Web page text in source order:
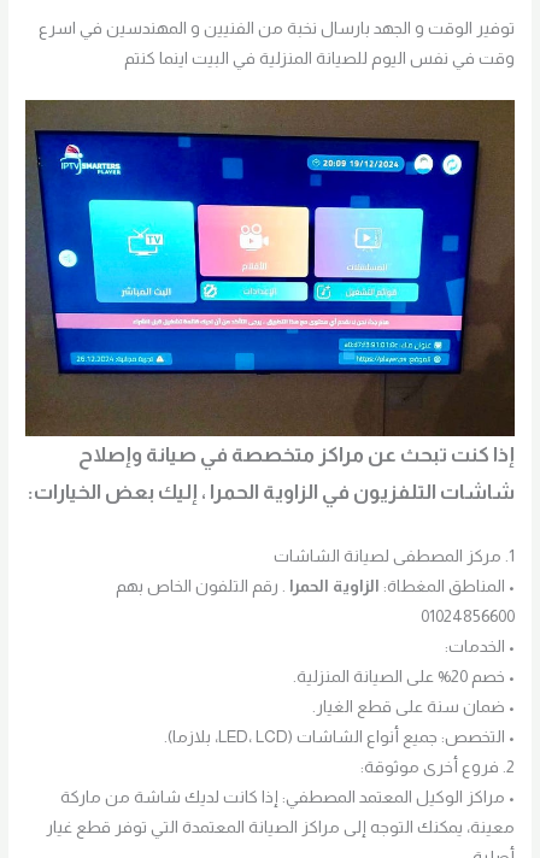
توفير الوقت و الجهد بارسال نخبة من الفنيين و المهندسين في اسرع
وقت في نفس اليوم للصيانة المنزلية في البيت اينما كنتم
إذا كنت تبحث عن مراكز متخصصة في صيانة وإصلاح
شاشات التلفزيون في الزاوية الحمرا ، إليك بعض الخيارات:
1. مركز المصطفى لصيانة الشاشات
• المناطق المغطاة: الزاوية الحمرا . رقم التلفون الخاص بهم
01024856600
• الخدمات:
• خصم 20% على الصيانة المنزلية.
• ضمان سنة على قطع الغيار.
• التخصص: جميع أنواع الشاشات (LED، LCD، بلازما).
2. فروع أخرى موثوقة:
• مراكز الوكيل المعتمد المصطفي: إذا كانت لديك شاشة من ماركة
معينة، يمكنك التوجه إلى مراكز الصيانة المعتمدة التي توفر قطع غيار